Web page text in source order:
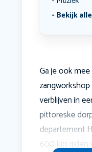
Bekijk
Ga je ook
zangworkshop
verblijven in
pittoreske
departement
600 km rijden